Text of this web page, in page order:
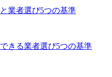
業者選び5つの基準
きる業者選び5つの基準